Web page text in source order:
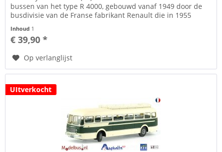
bussen van het type R 4000, gebouwd vanaf 1949 door de
busdivisie van de Franse fabrikant Renault die in 1955
Inhoud 1
€ 39,90 *
Op verlanglijst
UItverkocht